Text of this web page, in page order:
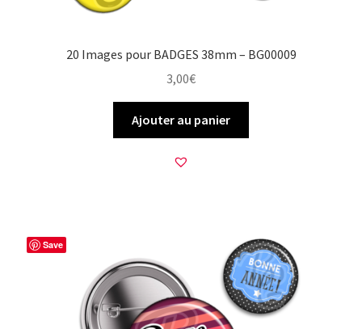
20 Images pour BADGES 38mm – BG00009
3,00€
Ajouter au panier
Save